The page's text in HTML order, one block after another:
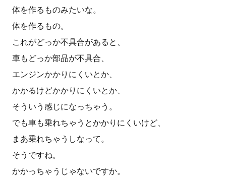
体を作るものみたいな。
体を作るもの。
これがどっか不具合があると、
車もどっか部品が不具合、
エンジンかかりにくいとか、
かかるけどかかりにくいとか、
そういう感じになっちゃう。
でも車も乗れちゃうとかかりにくいけど、
まあ乗れちゃうしなって。
そうですね。
かかっちゃうじゃないですか。